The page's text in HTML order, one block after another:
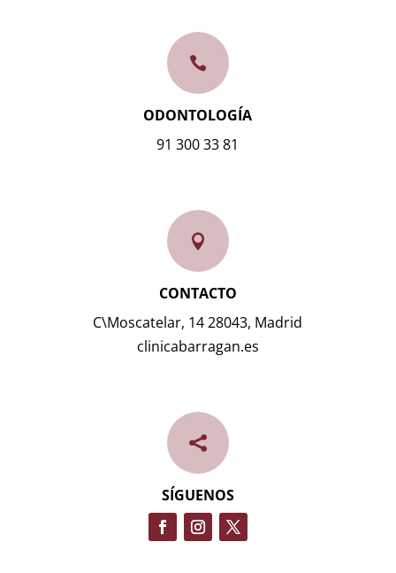

ODONTOLOGÍA
91 300 33 81

CONTACTO
C\Moscatelar, 14 28043, Madrid
clinicabarragan.es

SÍGUENOS